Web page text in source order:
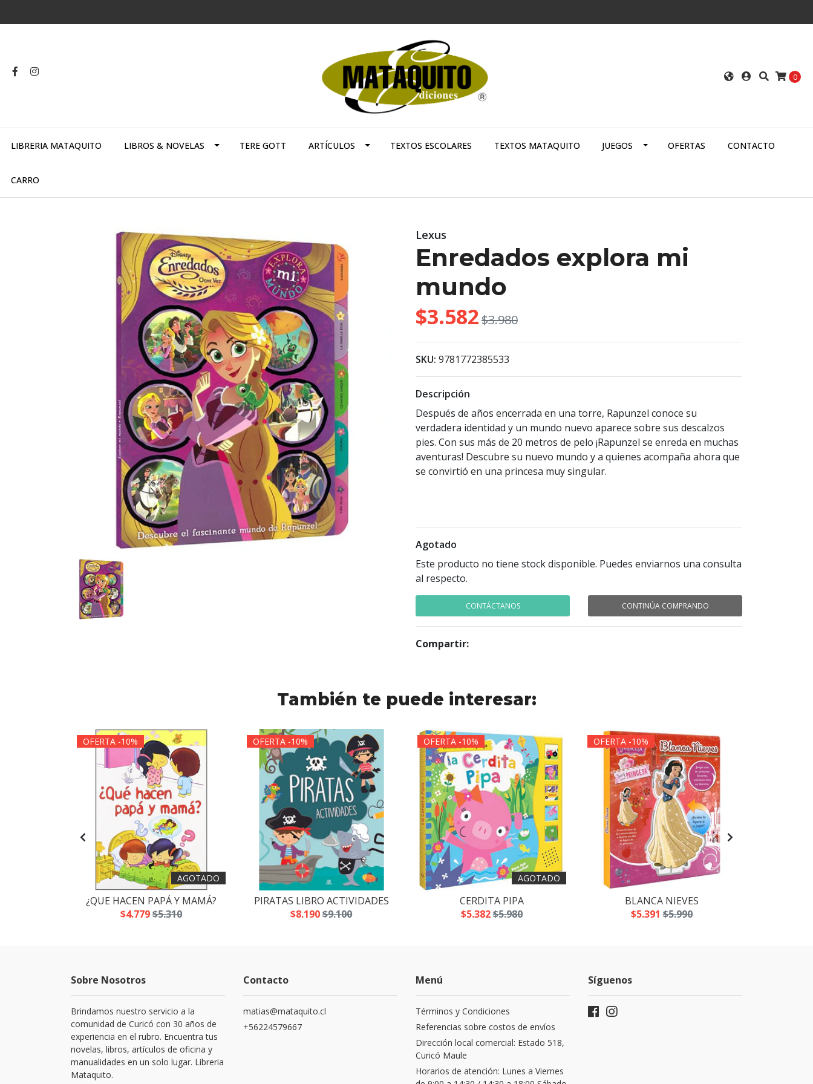
0
LIBRERIA MATAQUITO LIBROS & NOVELAS TERE GOTT ARTÍCULOS TEXTOS ESCOLARES TEXTOS MATAQUITO JUEGOS OFERTAS CONTACTO
CARRO
Lexus
Enredados explora mi
mundo
$3.582$3.980
SKU: 9781772385533
Descripción
Después de años encerrada en una torre, Rapunzel conoce su
verdadera identidad y un mundo nuevo aparece sobre sus descalzos
pies. Con sus más de 20 metros de pelo ¡Rapunzel se enreda en muchas
aventuras! Descubre su nuevo mundo y a quienes acompaña ahora que
se convirtió en una princesa muy singular.
Agotado
Este producto no tiene stock disponible. Puedes enviarnos una consulta
al respecto.
CONTÁCTANOS CONTINÚA COMPRANDO
Compartir:
También te puede interesar:
OFERTA -10%
AGOTADO
¿QUE HACEN PAPÁ Y MAMÁ?
$4.779$5.310
OFERTA -10%
PIRATAS LIBRO ACTIVIDADES
$8.190$9.100
OFERTA -10%
AGOTADO
CERDITA PIPA
$5.382$5.980
OFERTA -10%
BLANCA NIEVES
$5.391 $5.990
Sobre Nosotros
Brindamos nuestro servicio a la
comunidad de Curicó con 30 años de
experiencia en el rubro. Encuentra tus
novelas, libros, artículos de oficina y
manualidades en un solo lugar. Libreria
Mataquito.
Contacto
matias@mataquito.cl
+56224579667
Menú
Términos y Condiciones
Referencias sobre costos de envíos
Dirección local comercial: Estado 518,
Curicó Maule
Horarios de atención: Lunes a Viernes
Síguenos